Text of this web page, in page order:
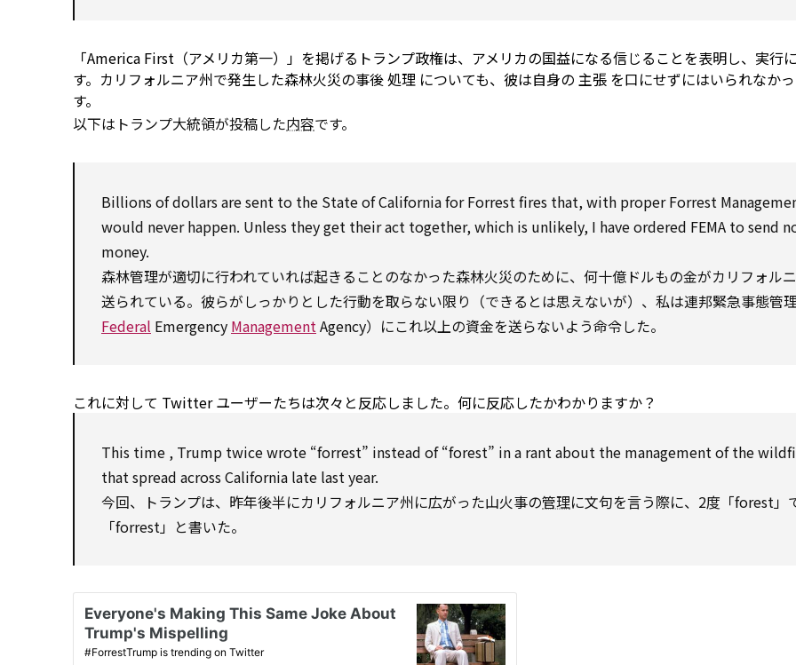
「America First（アメリカ第一）」を掲げるトランプ政権は、アメリカの国益になる信じることを表明し、実行
す。カリフォルニア州で発生した森林火災の事後処理 についても、彼は自身の 主張 を口にせずにはいられなか
す。
以下はトランプ大統領が投稿した内容です。
Billions of dollars are sent to the Stateof CaliforniaforForrest fires that,with properForrest
would never happen. Unless they get theiract together,which is unlikely, I have ordered FEMA tosend
money.
森林管理が適切に行われていれば起きることのなかった森林火災のために、何十億ドルもの金がカリフォル
送られている。彼らがしっかりとした行動を取らない限り（できるとは思えないが）、私は連邦緊急事態管
Federal Emergency ManagementAgency）にこれ以上の資金を送らないよう命令した。
これに対して Twitter ユーザーたちは次々と反応しました。何に反応したかわかりますか？
This time , Trump twice wrote “forrest” instead of“forest” in a rant about the managementof the
thatspread across California late last year.
今回、トランプは、昨年後半にカリフォルニア州に広がった山火事の管理に文句を言う際に、2度「forest」
「forrest」と書いた。